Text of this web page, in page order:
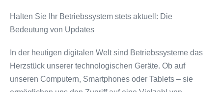
Halten Sie Ihr Betriebssystem stets aktuell: Die
Bedeutung von Updates
In der heutigen digitalen Welt sind Betriebssysteme das
Herzstück unserer technologischen Geräte. Ob auf
unseren Computern, Smartphones oder Tablets – sie